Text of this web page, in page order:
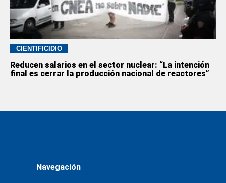
CIENTIFICIDIO
Reducen salarios en el sector nuclear: “La intención
final es cerrar la producción nacional de reactores”
Navegación